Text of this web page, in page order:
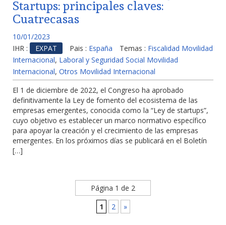
Startups: principales claves:
Cuatrecasas
10/01/2023
IHR :
EXPAT Pais : España Temas : Fiscalidad Movilidad
Internacional, Laboral y Seguridad Social Movilidad
Internacional, Otros Movilidad Internacional
El 1 de diciembre de 2022, el Congreso ha aprobado
definitivamente la Ley de fomento del ecosistema de las
empresas emergentes, conocida como la “Ley de startups”,
cuyo objetivo es establecer un marco normativo específico
para apoyar la creación y el crecimiento de las empresas
emergentes. En los próximos días se publicará en el Boletín
[…]
Página 1 de 2
1
2 »